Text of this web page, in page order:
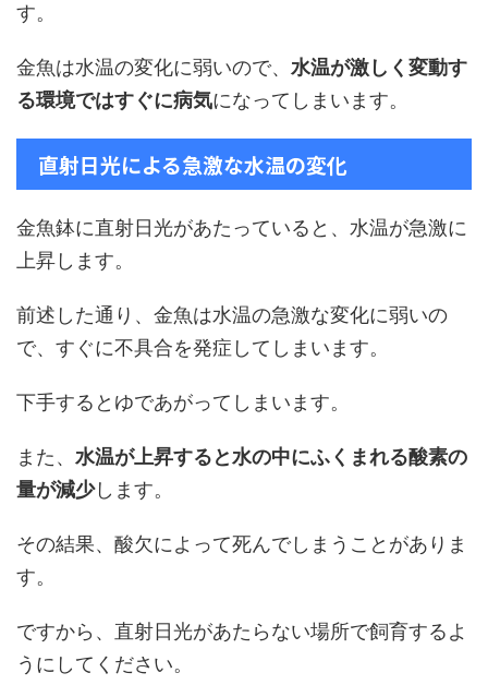
す。
金魚は水温の変化に弱いので、 水温が激しく変動す
る環境ではすぐに病気になってしまいます。
直射日光による急激な水温の変化
金魚鉢に直射日光があたっていると、水温が急激に
上昇します。
前述した通り、金魚は水温の急激な変化に弱いの
で、すぐに不具合を発症してしまいます。
下手するとゆであがってしまいます。
また、 水温が上昇すると水の中にふくまれる酸素の
量が減少します。
その結果、酸欠によって死んでしまうことがありま
す。
ですから、直射日光があたらない場所で飼育するよ
うにしてください。